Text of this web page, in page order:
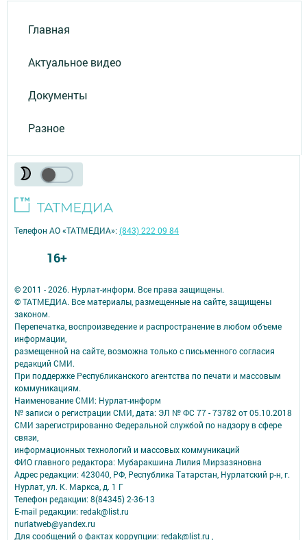
Главная
Актуальное видео
Документы
Разное
© 2011 - 2026. Нурлат-⁠информ. Все права защищены.
© ТАТМЕДИА. Все материалы, размещенные на сайте, защищены
законом.
Перепечатка, воспроизведение и распространение в любом объеме
информации,
размещенной на сайте, возможна только с письменного согласия
редакций СМИ.
При поддержке Республиканского агентства по печати и массовым
коммуникациям.
Наименование СМИ: Нурлат-⁠информ
№ записи о регистрации СМИ, дата: ЭЛ № ФС 77 -⁠ 73782 от 05.10.2018
СМИ зарегистрированно Федеральной службой по надзору в сфере
связи,
информационных технологий и массовых коммуникаций
ФИО главного редактора: Мубаракшина Лилия Мирзазяновна
Адрес редакции: 423040, РФ, Республика Татарстан, Нурлатский р-н, г.
Нурлат, ул. К. Маркса, д. 1 Г
Телефон редакции: 8(84345) 2-36-13
E-mail редакции: redak@list.ru
nurlatweb@yandex.ru
Для сообщений о фактах коррупции: redak@list.ru ,
Телефон АО «ТАТМЕДИА»:(843) 222 09 84
16+